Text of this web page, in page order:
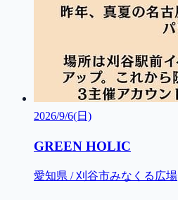
2026/9/6(日)
GREEN HOLIC
愛知県 / 刈谷市みなくる広場